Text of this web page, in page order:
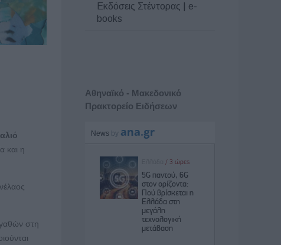
και η
στη
Εκδόσεις Στέντορας | e-
books
Αθηναϊκό - Μακεδονικό
Πρακτορείο Ειδήσεων